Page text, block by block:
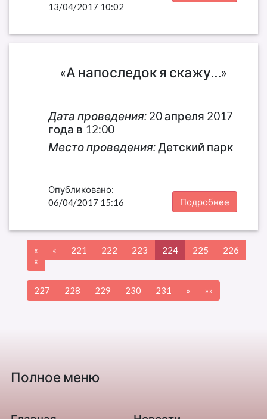
13/04/2017 10:02
«А напоследок я скажу…»
Дата проведения: 20 апреля 2017
года в 12:00
Место проведения:Детский парк
Опубликовано:
06/04/2017 15:16
Подробнее
«
«
« 221 222 223 224 225 226
227 228 229 230 231 » »»
Полное меню